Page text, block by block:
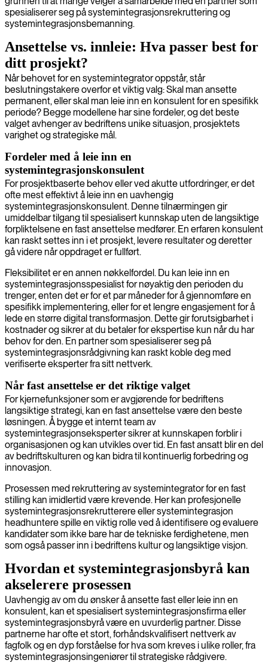
spesialiserer seg på systemintegrasjonsrekruttering og
systemintegrasjonsbemanning.
Ansettelse vs. innleie: Hva passer best for
ditt prosjekt?
Når behovet for en systemintegrator oppstår, står
beslutningstakere overfor et viktig valg: Skal man ansette
permanent, eller skal man leie inn en konsulent for en spesifikk
periode? Begge modellene har sine fordeler, og det beste
valget avhenger av bedriftens unike situasjon, prosjektets
varighet og strategiske mål.
Fordeler med å leie inn en
systemintegrasjonskonsulent
For prosjektbaserte behov eller ved akutte utfordringer, er det
ofte mest effektivt å leie inn en uavhengig
systemintegrasjonskonsulent. Denne tilnærmingen gir
umiddelbar tilgang til spesialisert kunnskap uten de langsiktige
forpliktelsene en fast ansettelse medfører. En erfaren konsulent
kan raskt settes inn i et prosjekt, levere resultater og deretter
gå videre når oppdraget er fullført.
Fleksibilitet er en annen nøkkelfordel. Du kan leie inn en
systemintegrasjonsspesialist for nøyaktig den perioden du
trenger, enten det er for et par måneder for å gjennomføre en
spesifikk implementering, eller for et lengre engasjement for å
lede en større digital transformasjon. Dette gir forutsigbarhet i
kostnader og sikrer at du betaler for ekspertise kun når du har
behov for den. En partner som spesialiserer seg på
systemintegrasjonsrådgivning kan raskt koble deg med
verifiserte eksperter fra sitt nettverk.
Når fast ansettelse er det riktige valget
For kjernefunksjoner som er avgjørende for bedriftens
langsiktige strategi, kan en fast ansettelse være den beste
løsningen. Å bygge et internt team av
systemintegrasjonseksperter sikrer at kunnskapen forblir i
organisasjonen og kan utvikles over tid. En fast ansatt blir en del
av bedriftskulturen og kan bidra til kontinuerlig forbedring og
innovasjon.
Prosessen med rekruttering av systemintegrator for en fast
stilling kan imidlertid være krevende. Her kan profesjonelle
systemintegrasjonsrekrutterere eller systemintegrasjon
headhuntere spille en viktig rolle ved å identifisere og evaluere
kandidater som ikke bare har de tekniske ferdighetene, men
som også passer inn i bedriftens kultur og langsiktige visjon.
Hvordan et systemintegrasjonsbyrå kan
akselerere prosessen
Uavhengig av om du ønsker å ansette fast eller leie inn en
konsulent, kan et spesialisert systemintegrasjonsfirma eller
systemintegrasjonsbyrå være en uvurderlig partner. Disse
partnerne har ofte et stort, forhåndskvalifisert nettverk av
fagfolk og en dyp forståelse for hva som kreves i ulike roller, fra
systemintegrasjonsingeniører til strategiske rådgivere.